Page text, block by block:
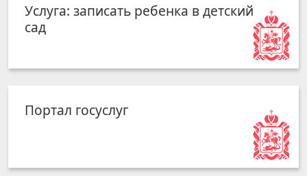
Услуга: записать ребенка в детский
сад
Портал госуслуг